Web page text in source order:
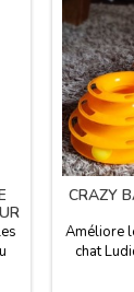
CRAZY
Améliore
chat
niveaux